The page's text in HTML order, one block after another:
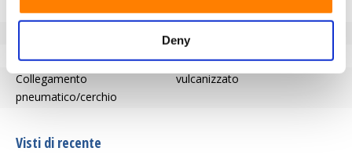
Deny
Tipo di ruota
carrelli transpallet
Serie
A00.34
Collegamento
pneumatico/cerchio
vulcanizzato
Visti di recente